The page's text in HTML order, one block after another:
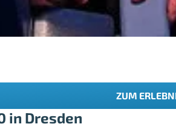
in Dresden
ZUM